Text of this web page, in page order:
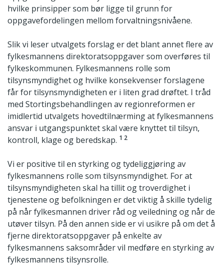
hvilke prinsipper som bør ligge til grunn for
oppgavefordelingen mellom forvaltningsnivåene.
Slik vi leser utvalgets forslag er det blant annet flere av
fylkesmannens direktoratsoppgaver som overføres til
fylkeskommunen. Fylkesmannens rolle som
tilsynsmyndighet og hvilke konsekvenser forslagene
får for tilsynsmyndigheten er i liten grad drøftet. I tråd
med Stortingsbehandlingen av regionreformen er
imidlertid utvalgets hovedtilnærming at fylkesmannens
ansvar i utgangspunktet skal være knyttet til tilsyn,
kontroll, klage og beredskap. 1 2
Vi er positive til en styrking og tydeliggjøring av
fylkesmannens rolle som tilsynsmyndighet. For at
tilsynsmyndigheten skal ha tillit og troverdighet i
tjenestene og befolkningen er det viktig å skille tydelig
på når fylkesmannen driver råd og veiledning og når de
utøver tilsyn. På den annen side er vi usikre på om det å
fjerne direktoratsoppgaver på enkelte av
fylkesmannens saksområder vil medføre en styrking av
fylkesmannens tilsynsrolle.